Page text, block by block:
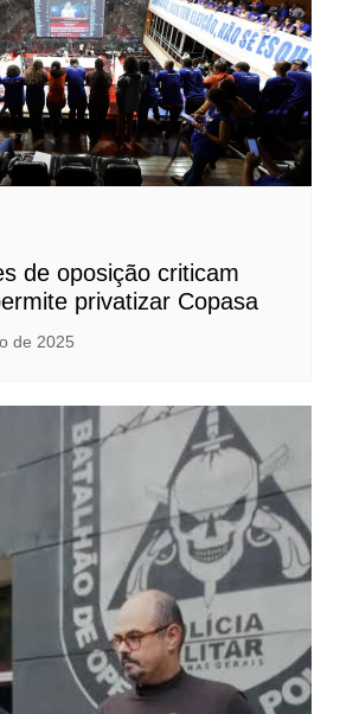
de oposição criticam
privatizar Copasa
de 2025